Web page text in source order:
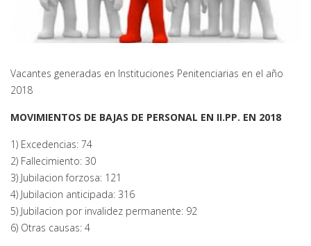
Vacantes generadas en Instituciones Penitenciarias en el año
2018
MOVIMIENTOS DE BAJAS DE PERSONAL EN II.PP. EN 2018
1) Excedencias: 74
2) Fallecimiento: 30
3) Jubilacion forzosa: 121
4) Jubilacion anticipada: 316
5) Jubilacion por invalidez permanente: 92
6) Otras causas: 4